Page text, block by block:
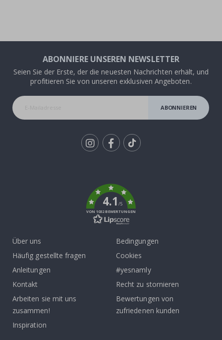
ABONNIERE UNSEREN NEWSLETTER
Seien Sie der Erste, der die neuesten Nachrichten erhält, und
profitieren Sie von unseren exklusiven Angeboten.
ABONNIEREN
4.1/5
VON 1032 BEWERTUNGEN
Über uns
Häufig gestellte fragen
Anleitungen
Kontakt
Arbeiten sie mit uns
zusammen!
Inspiration
Bedingungen
Cookies
#yesnamly
Recht zu stornieren
Bewertungen von
zufriedenen kunden